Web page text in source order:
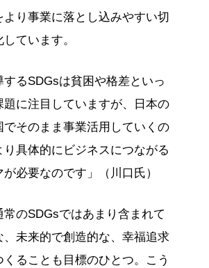
より事業に落とし込みやすい切
ています。
するSDGsは貧困や格差といっ
題に注目していますが、日本の
でそのまま事業活用していくの
り具体的にビジネスにつながる
必要なのです」（川口氏）
のSDGsではあまり含まれて
、未来的で創造的な、幸福追求
ることも目標のひとつ。こう